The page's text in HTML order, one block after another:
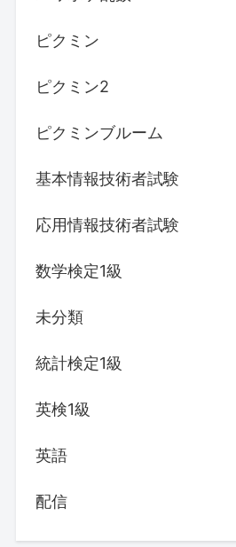
ピクミン
ピクミン2
ピクミンブルーム
基本情報技術者試験
応用情報技術者試験
数学検定1級
未分類
統計検定1級
英検1級
英語
配信